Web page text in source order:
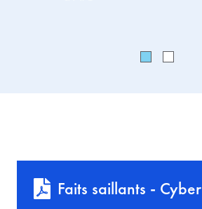
Faits saillants - Cyber